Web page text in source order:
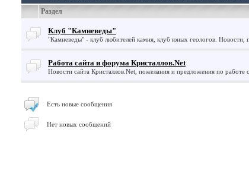
Раздел
Клуб "Камневеды"
"Камневеды" - клуб любителей камня, клуб юных геологов. Новости,
Работа сайта и форума Кристаллов.Net
Новости сайта Кристаллов.Net, пожелания и предложения по работе
Есть новые сообщения
Нет новых сообщений